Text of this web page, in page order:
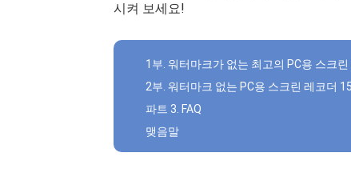
시켜 보세요!
1부. 워터마크가 없는 최고의 PC용 스크린
2부. 워터마크 없는 PC용 스크린 레코더
파트 3. FAQ
맺음말